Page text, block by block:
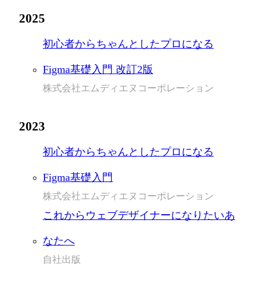
2025
初心者からちゃんとしたプロになる
Figma基礎入門 改訂2版
株式会社エムディエヌコーポレーション
2023
初心者からちゃんとしたプロになる
Figma基礎入門
株式会社エムディエヌコーポレーション
これからウェブデザイナーになりたいあ
なたへ
自社出版